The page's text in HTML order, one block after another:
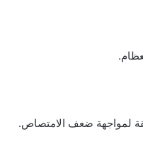
لمواجهة ضعف الامتصاص.